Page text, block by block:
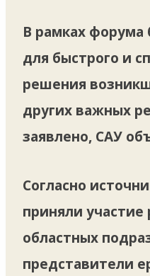
В рамках форума
для быстрого и
решения
других важных
заявлено, САУ
Согласно
приняли
областных
представители